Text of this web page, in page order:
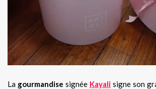
La gourmandise signée Kayali signe son